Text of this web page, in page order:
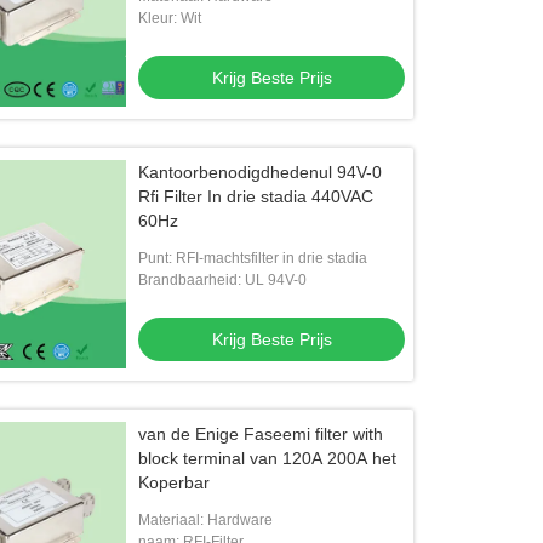
één van de de Filterm4 Schroef
Stadium Enige Fase van de de
Filter van het de Lijnlawaai
Krijg Beste Prijs
CEI-Contactdoostype Stroom van
Kleur: Wit
Krijg Beste Prijs
Kantoorbenodigdhedenul 94V-0
Rfi Filter In drie stadia 440VAC
60Hz
Punt: RFI-machtsfilter in drie stadia
Brandbaarheid: UL 94V-0
Krijg Beste Prijs
van de Enige Faseemi filter with
block terminal van 120A 200A het
Koperbar
Materiaal: Hardware